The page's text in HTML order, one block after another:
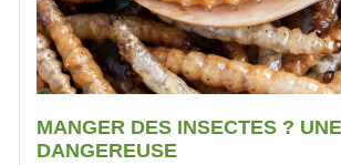
MANGER DES INSECTES ?
DANGEREUSE